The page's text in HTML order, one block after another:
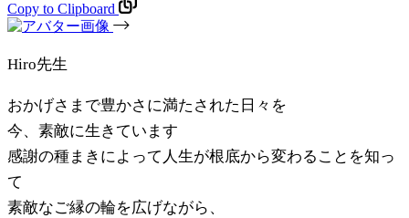
Copy to Clipboard
Hiro先生
おかげさまで豊かさに満たされた日々を
今、素敵に生きています
感謝の種まきによって人生が根底から変わることを知っ
て
素敵なご縁の輪を広げながら、